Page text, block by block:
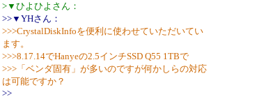
>▼ひよひよさん：
>>▼YHさん：
>>>CrystalDiskInfoを便利に使わせていただいてい
ます。
>>>8.17.14でHanyeの2.5インチSSD Q55 1TBで
>>>「ベンダ固有」が多いのですが何かしらの対応
は可能ですか？
>>